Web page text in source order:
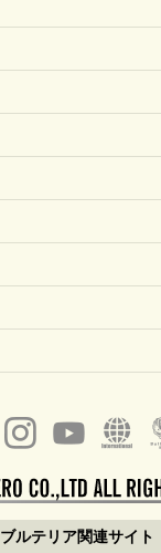
ブルテリア関連サイト